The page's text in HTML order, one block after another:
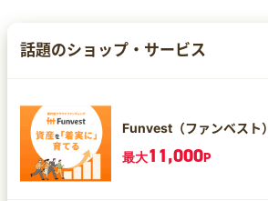
話題のショップ・サービス
Funvest（ファンベスト）
最大11,000P